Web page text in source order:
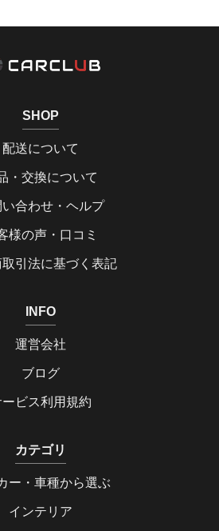
SHOP
配送について
・交換について
い合わせ・ヘルプ
様の声・口コミ
引法に基づく表記
INFO
運営会社
ブログ
ービス利用規約
カテゴリ
ー・車種から選ぶ
インテリア